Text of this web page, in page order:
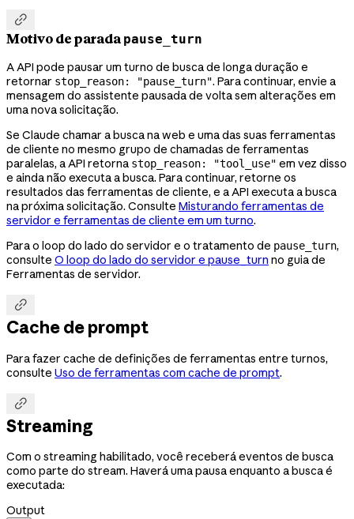

Motivo de parada pause_turn
A API pode pausar um turno de busca de longa duração e
retornar stop_reason: "pause_turn". Para continuar, envie a
mensagem do assistente pausada de volta sem alterações em
uma nova solicitação.
Se Claude chamar a busca na web e uma das suas ferramentas
de cliente no mesmo grupo de chamadas de ferramentas
paralelas, a API retorna stop_reason: "tool_use" em vez disso
e ainda não executa a busca. Para continuar, retorne os
resultados das ferramentas de cliente, e a API executa a busca
na próxima solicitação. Consulte Misturando ferramentas de
servidor e ferramentas de cliente em um turno.
Para o loop do lado do servidor e o tratamento de pause_turn,
consulte O loop do lado do servidor e pause_turn no guia de
Ferramentas de servidor.

Cache de prompt
Para fazer cache de definições de ferramentas entre turnos,
consulte Uso de ferramentas com cache de prompt.

Streaming
Com o streaming habilitado, você receberá eventos de busca
como parte do stream. Haverá uma pausa enquanto a busca é
executada:
Output